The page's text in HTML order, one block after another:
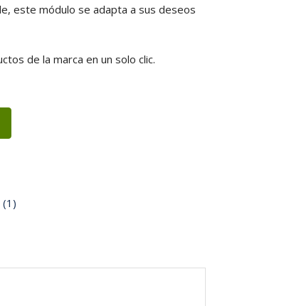
este módulo se adapta a sus deseos
de la marca en un solo clic.